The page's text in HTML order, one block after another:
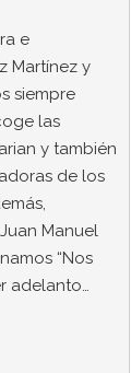
e
Martínez y
siempre
las
y también
de los
Manuel
“Nos
adelanto…